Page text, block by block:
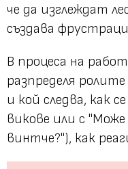
че да изглеждат
създава
В процеса на
разпределя
и кой следва, как
викове или с
винтче?"), как